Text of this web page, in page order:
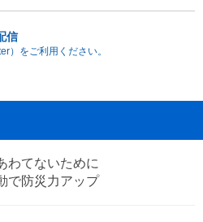
信
）をご利用ください。
わてないために
で防災力アップ